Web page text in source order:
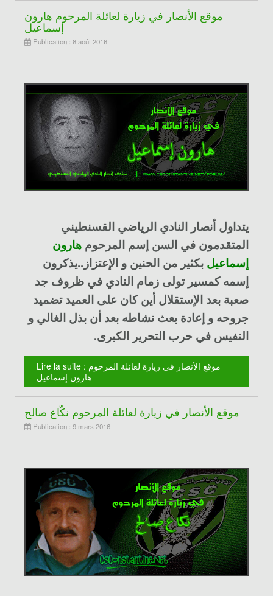
موقع الأنصار في زيارة لعائلة المرحوم هارون
إسماعيل
Publication : 8 août 2016
يتداول أنصار النادي الرياضي القسنطيني
المتقدمون في السن إسم المرحوم هارون
إسماعيل بكثير من الحنين و الإعتزاز..يذكرون
إسمه كمسير تولى زمام النادي في ظروف جد
صعبة بعد الإستقلال أين كان على العميد تضميد
جروحه و إعادة بعث نشاطه بعد أن بذل الغالي و
النفيس في حرب التحرير الكبرى.
Lire la suite : موقع الأنصار في زيارة لعائلة المرحوم
هارون إسماعيل
موقع الأنصار في زيارة لعائلة المرحوم نكّاع صالح
Publication : 9 mars 2016